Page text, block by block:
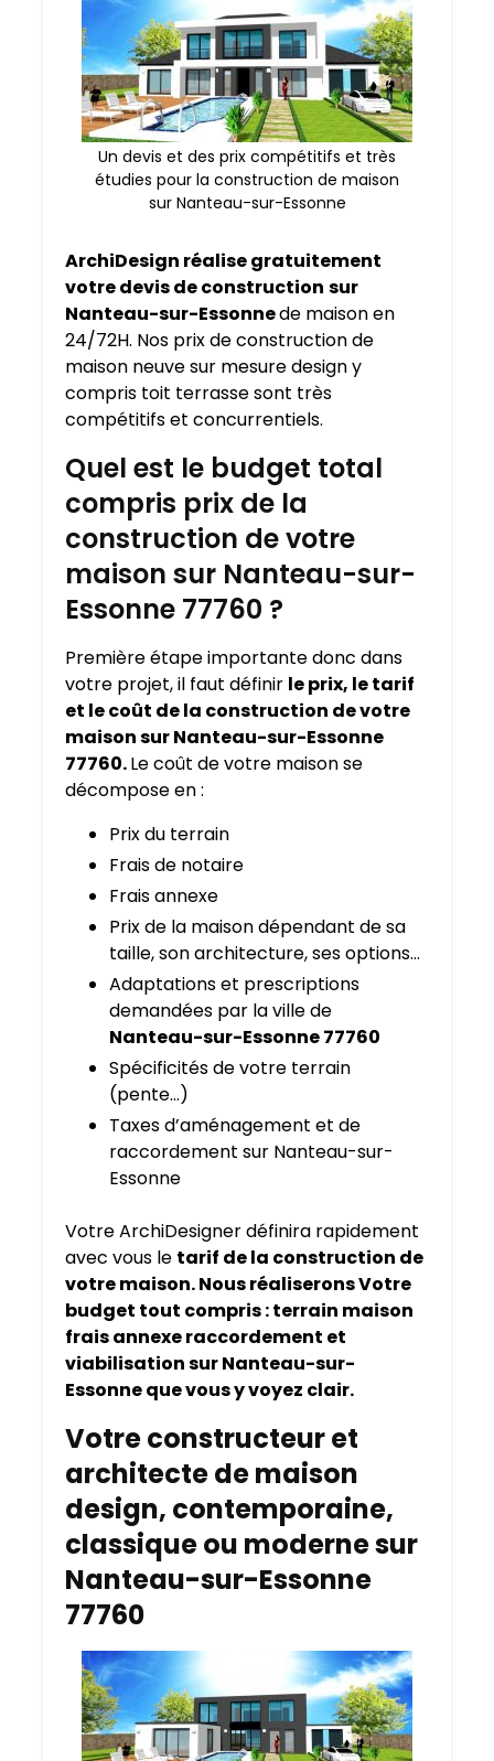
Un devis et des prix compétitifs et très
étudies pour la construction de maison
sur Nanteau-sur-Essonne
ArchiDesign réalise gratuitement
votre devis de construction sur
Nanteau-sur-Essonnede maison en
24/72H. Nos prix de construction de
maison neuve sur mesure design y
compris toit terrasse sont très
compétitifs et concurrentiels.
Quel est le budget total
compris prix de la
construction de votre
maison sur Nanteau-sur-
Essonne 77760 ?
Première étape importante donc dans
votre projet, il faut définir le prix, le tarif
et le coût de la construction de votre
maison sur Nanteau-sur-Essonne
77760.Le coût de votre maison se
décompose en :
Prix du terrain
Frais de notaire
Frais annexe
Prix de la maison dépendant de sa
taille, son architecture, ses options…
Adaptations et prescriptions
demandées par la ville de
Nanteau-sur-Essonne 77760
Spécificités de votre terrain
(pente…)
Taxes d’aménagement et de
raccordement sur Nanteau-sur-
Essonne
Votre ArchiDesigner définira rapidement
avec vous le tarif de la construction de
votre maison. Nous réaliserons Votre
budget tout compris : terrain maison
frais annexe raccordement et
viabilisation sur Nanteau-sur-
Essonne que vous y voyez clair.
Votre constructeur et
architecte de maison
design, contemporaine,
classique ou moderne sur
Nanteau-sur-Essonne
77760